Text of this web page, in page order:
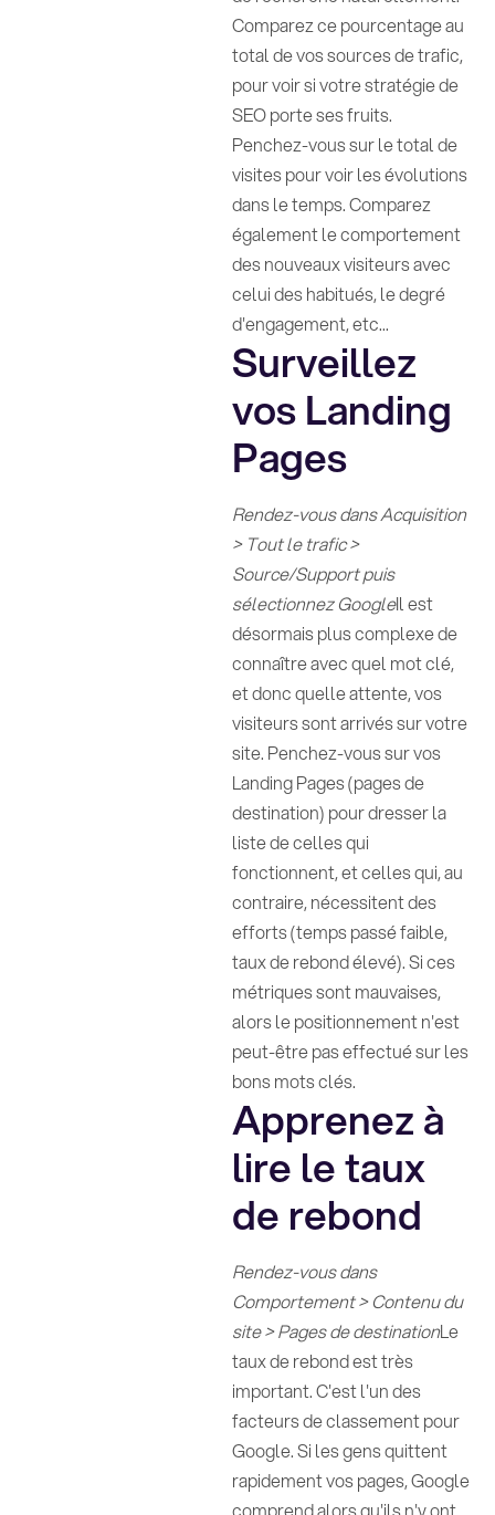
Comparez ce pourcentage au
total de vos sources de trafic,
pour voir si votre stratégie de
SEO porte ses fruits.
Penchez-vous sur le total de
visites pour voir les évolutions
dans le temps. Comparez
également le comportement
des nouveaux visiteurs avec
celui des habitués, le degré
d'engagement, etc...
Surveillez
vos Landing
Pages
Rendez-vous dans Acquisition
> Tout le trafic >
Source/Support puis
sélectionnez GoogleIl est
désormais plus complexe de
connaître avec quel mot clé,
et donc quelle attente, vos
visiteurs sont arrivés sur votre
site. Penchez-vous sur vos
Landing Pages (pages de
destination) pour dresser la
liste de celles qui
fonctionnent, et celles qui, au
contraire, nécessitent des
efforts (temps passé faible,
taux de rebond élevé). Si ces
métriques sont mauvaises,
alors le positionnement n'est
peut-être pas effectué sur les
bons mots clés.
Apprenez à
lire le taux
de rebond
Rendez-vous dans
Comportement > Contenu du
site > Pages de destinationLe
taux de rebond est très
important. C'est l'un des
facteurs de classement pour
Google. Si les gens quittent
rapidement vos pages, Google